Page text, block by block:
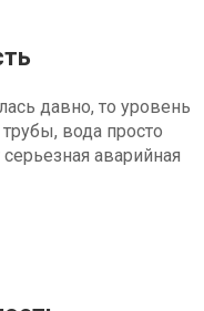
давно, то уровень
вода просто
аварийная